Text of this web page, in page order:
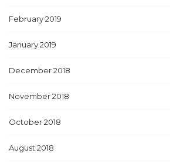
February 2019
January 2019
December 2018
November 2018
October 2018
August 2018